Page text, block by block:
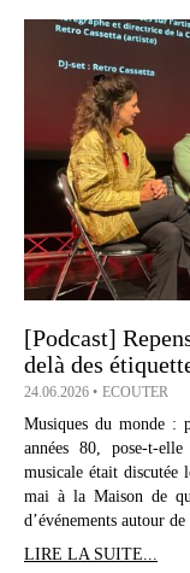
[Podcast]
delà des
24.06.2026 ECOUTER
Musiques du monde :
années 80, pose-t-
musicale était discutée
mai à la Maison de
d’événements autour
LIRE LA SUITE...